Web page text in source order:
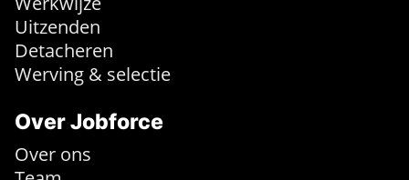
Uitzenden
Detacheren
Werving & selectie
Over Jobforce
Over ons